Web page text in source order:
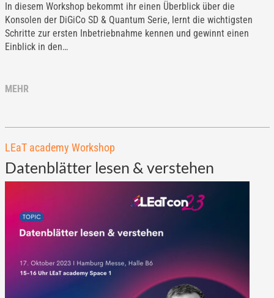
In diesem Workshop bekommt ihr einen Überblick über die
Konsolen der DiGiCo SD & Quantum Serie, lernt die wichtigsten
Schritte zur ersten Inbetriebnahme kennen und gewinnt einen
Einblick in den…
MEHR
LEaT academy Workshop
Datenblätter lesen & verstehen